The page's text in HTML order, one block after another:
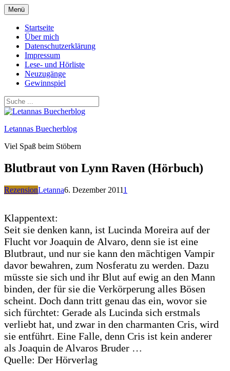
Zum
Inhalt
springen
Menü
Startseite
Über mich
Datenschutzerklärung
Impressum
Lese- und Hörliste
Neuzugänge
Gewinnspiel
Letannas Buecherblog
Viel Spaß beim Stöbern
Blutbraut von Lynn Raven (Hörbuch)
RezensionLetanna6. Dezember 20111
Klappentext:
Seit sie denken kann, ist Lucinda Moreira auf der
Flucht vor Joaquin de Alvaro, denn sie ist eine
Blutbraut, und nur sie kann den mächtigen Vampir
davor bewahren, zum Nosferatu zu werden. Dazu
müsste sie sich und ihr Blut auf ewig an den Mann
binden, der für sie die Verkörperung alles Bösen
scheint. Doch dann tritt genau das ein, wovor sie
sich fürchtet: Gerade als Lucinda sich erstmals
verliebt hat, und zwar in den charmanten Cris, wird
sie entführt. Eine Falle, denn Cris ist kein anderer
als Joaquin de Alvaros Bruder …
Quelle: Der Hörverlag